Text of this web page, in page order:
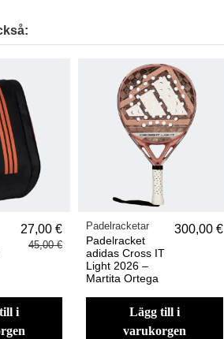
27,00 €
45,00 €
Padelracketar
Padelracket
adidas Cross IT
Light 2026 –
Martita Ortega
300,00 €
lägg till i
varukorgen